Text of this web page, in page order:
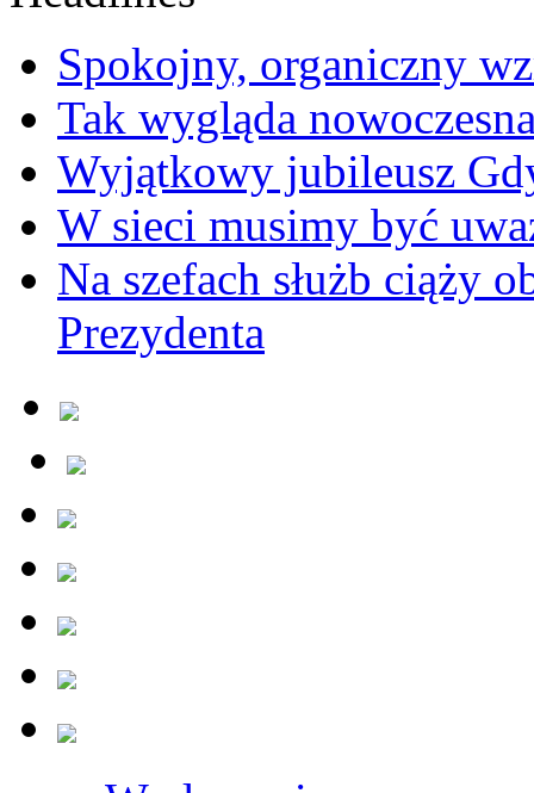
Spokojny, organiczny
Tak wygląda
Wyjątkowy jubileusz
W sieci musimy być
Na szefach służb ciąży
Prezydenta